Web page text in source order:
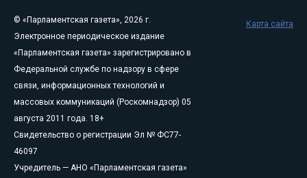
© «Парламентская газета», 2026 г.
Электронное периодическое издание
«Парламентская газета» зарегистрировано в
Федеральной службе по надзору в сфере
связи, информационных технологий и
массовых коммуникаций (Роскомнадзор) 05
августа 2011 года. 18+
Свидетельство о регистрации Эл № ФС77-
46097
Учредитель — АНО «Парламентская газета»
Карта сайта